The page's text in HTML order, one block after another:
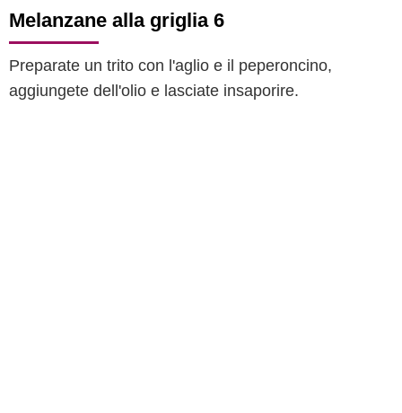
Melanzane alla griglia 6
Preparate un trito con l'aglio e il peperoncino,
aggiungete dell'olio e lasciate insaporire.